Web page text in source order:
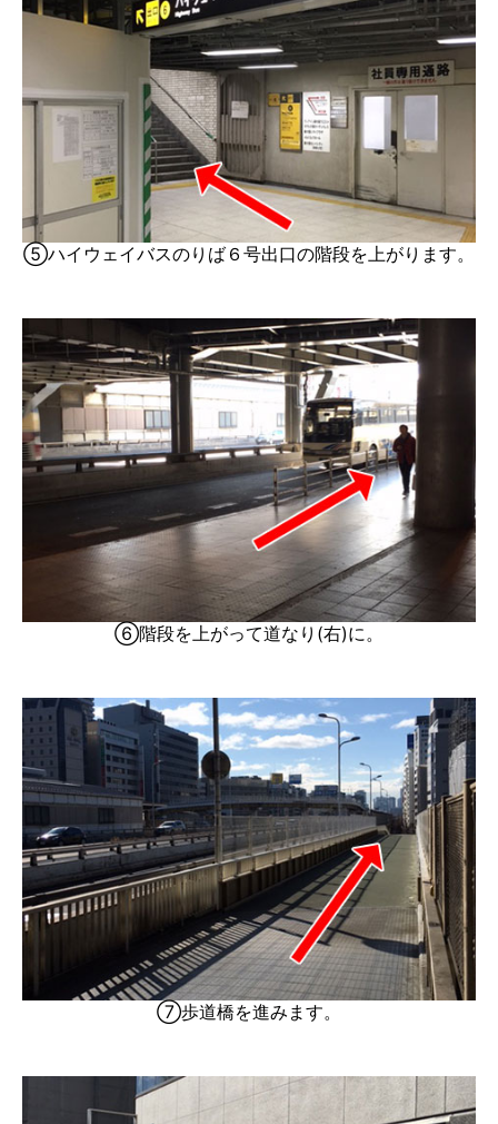
⑤ハイウェイバスのりば６号出口の階段を上がります。
⑥階段を上がって道なり(右)に。
⑦歩道橋を進みます。